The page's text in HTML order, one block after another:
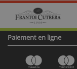
Paiement en ligne